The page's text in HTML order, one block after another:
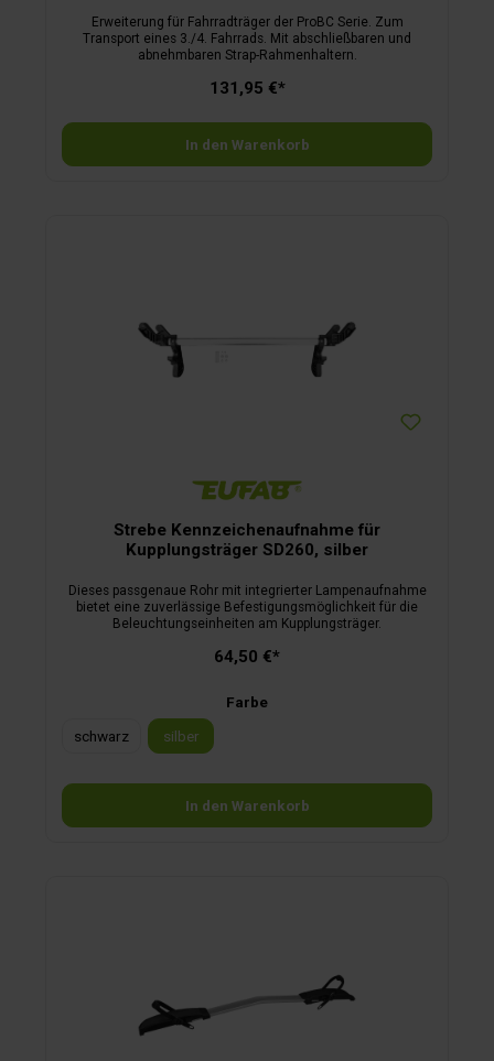
Erweiterung für Fahrradträger der ProBC Serie. Zum
Transport eines 3./4. Fahrrads. Mit abschließbaren und
abnehmbaren Strap-Rahmenhaltern.
131,95 €*
In den Warenkorb
Strebe Kennzeichenaufnahme für
Kupplungsträger SD260, silber
Dieses passgenaue Rohr mit integrierter Lampenaufnahme
bietet eine zuverlässige Befestigungsmöglichkeit für die
Beleuchtungseinheiten am Kupplungsträger.
64,50 €*
Farbe
schwarz
silber
In den Warenkorb